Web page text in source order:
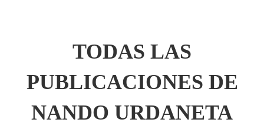
TODAS LAS
PUBLICACIONES DE
NANDO URDANETA